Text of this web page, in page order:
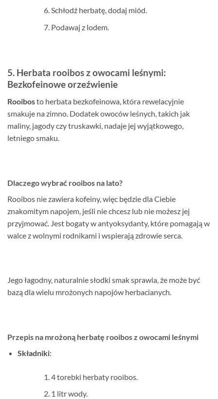
Schłodź herbatę, dodaj miód.
Podawaj z lodem.
5. Herbata rooibos z owocami leśnymi:
Bezkofeinowe orzeźwienie
Rooibosto herbata bezkofeinowa, która rewelacyjnie
smakuje na zimno. Dodatek owoców leśnych, takich jak
maliny, jagody czy truskawki, nadaje jej wyjątkowego,
letniego smaku.
Dlaczego wybrać rooibos na lato?
Rooibos nie zawiera kofeiny, więc będzie dla Ciebie
znakomitym napojem, jeśli nie chcesz lub nie możesz jej
przyjmować. Jest bogaty w antyoksydanty, które pomagają w
walce z wolnymi rodnikami i wspierają zdrowie serca.
Jego łagodny, naturalnie słodki smak sprawia, że może być
bazą dla wielu mrożonych napojów herbacianych.
Przepis na mrożoną herbatę rooibos z owocami leśnymi
Składniki:
4 torebki herbaty rooibos.
1 litr wody.